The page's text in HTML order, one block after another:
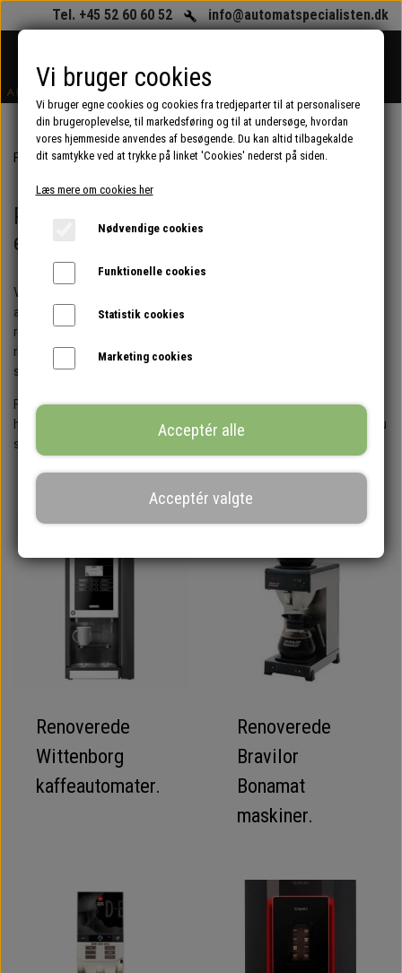
Tel. +45 52 60 60 52 info@automatspecialisten.dk
Forside Renoverede kaffeautomater og espressomaskiner (erhverv)
Renoverede kaffeautomater og
espressomaskiner (erhverv)
Vi tænker grønt og forlænger kaffeautomaternes levetid ved nænsomt
at total renovere dem og derfor vil du kunne finde et bredt udvalg af
renoverede kaffeautomater og espressomaskiner her på siden som er
renoverede og optimerede så kvaliteten af den enkelte kaffeautomat
svarer til næsten nystand selv om det er en brugt kaffeautomat.
Finder du ikke den kaffeautomat du søger, så ring gerne og hør hvad vi
har på lager til renovering måske vi lige har den kaffeautomat stående du
søger. Direkte tlf. 52 60 60 52
Renoverede
Wittenborg
kaffeautomater.
Renoverede
Bravilor
Bonamat
maskiner.
Vi bruger cookies
Vi bruger egne cookies og cookies fra tredjeparter til at personalisere
din brugeroplevelse, til markedsføring og til at undersøge, hvordan
vores hjemmeside anvendes af besøgende. Du kan altid tilbagekalde
dit samtykke ved at trykke på linket 'Cookies' nederst på siden.
Læs mere om cookies her
Nødvendige cookies
Funktionelle cookies
Statistik cookies
Marketing cookies
Acceptér alle
Acceptér valgte